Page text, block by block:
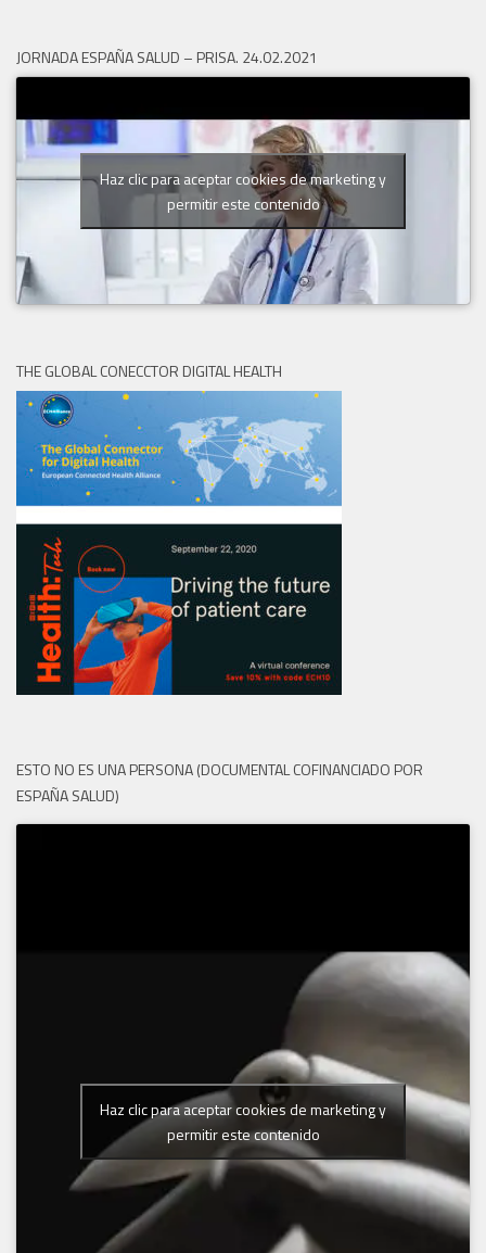
JORNADA ESPAÑA SALUD – PRISA. 24.02.2021
Haz clic para aceptar cookies de marketing y
permitir este contenido
THE GLOBAL CONECCTOR DIGITAL HEALTH
ESTO NO ES UNA PERSONA (DOCUMENTAL COFINANCIADO POR
ESPAÑA SALUD)
Haz clic para aceptar cookies de marketing y
permitir este contenido